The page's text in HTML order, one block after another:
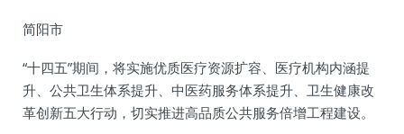
简阳市
“十四五”期间，将实施优质医疗资源扩容、医疗机构内涵提
升、公共卫生体系提升、中医药服务体系提升、卫生健康改
革创新五大行动，切实推进高品质公共服务倍增工程建设。